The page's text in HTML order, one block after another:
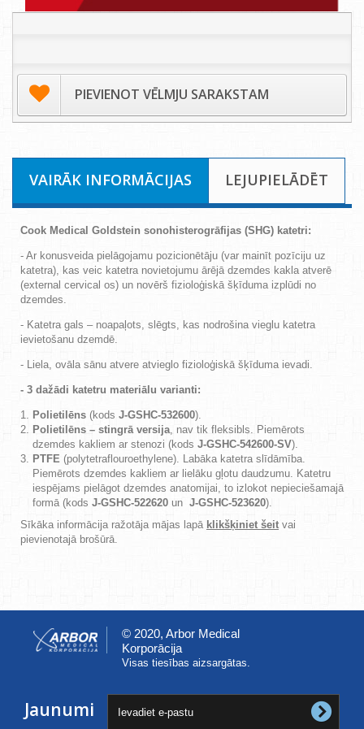
PIEVIENOT VĒLMJU SARAKSTAM
VAIRĀK INFORMĀCIJAS LEJUPIELĀDĒT
Cook Medical Goldstein sonohisterogrāfijas (SHG) katetri:
- Ar konusveida pielāgojamu pozicionētāju (var mainīt pozīciju uz
katetra), kas veic katetra novietojumu ārējā dzemdes kakla atverē
(external cervical os) un novērš fizioloģiskā šķīduma izplūdi no
dzemdes.
- Katetra gals – noapaļots, slēgts, kas nodrošina vieglu katetra
ievietošanu dzemdē.
- Liela, ovāla sānu atvere atvieglo fizioloģiskā šķīduma ievadi.
- 3 dažādi katetru materiālu varianti:
Polietilēns (kods J-GSHC-532600).
Polietilēns – stingrā versija , nav tik fleksibls. Piemērots
dzemdes kakliem ar stenozi (kods J-GSHC-542600-SV).
PTFE (polytetraflouroethylene). Labāka katetra slīdāmība.
Piemērots dzemdes kakliem ar lielāku gļotu daudzumu. Katetru
iespējams pielāgot dzemdes anatomijai, to izlokot nepieciešamajā
formā (kods J-GSHC-522620 un J-GSHC-523620).
Sīkāka informācija ražotāja mājas lapā klikšķiniet šeit vai
pievienotajā brošūrā.
© 2020, Arbor Medical
Korporācija
Visas tiesības aizsargātas.
Jaunumi